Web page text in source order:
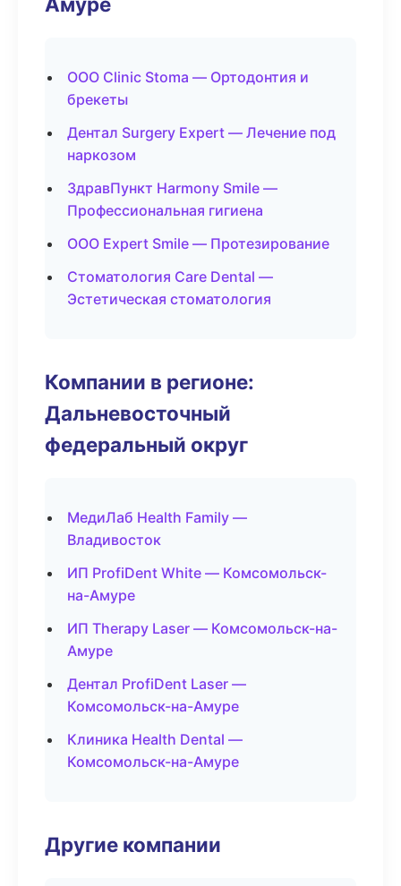
ООО Clinic Stoma — Ортодонтия и
брекеты
Дентал Surgery Expert — Лечение под
наркозом
ЗдравПункт Harmony Smile —
Профессиональная гигиена
ООО Expert Smile — Протезирование
Стоматология Care Dental —
Эстетическая стоматология
Компании в регионе:
Дальневосточный
федеральный округ
МедиЛаб Health Family —
Владивосток
ИП ProfiDent White — Комсомольск-
на-Амуре
ИП Therapy Laser — Комсомольск-на-
Амуре
Дентал ProfiDent Laser —
Комсомольск-на-Амуре
Клиника Health Dental —
Комсомольск-на-Амуре
Другие компании